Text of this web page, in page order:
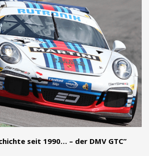
seit 1990… – der DMV GTC”